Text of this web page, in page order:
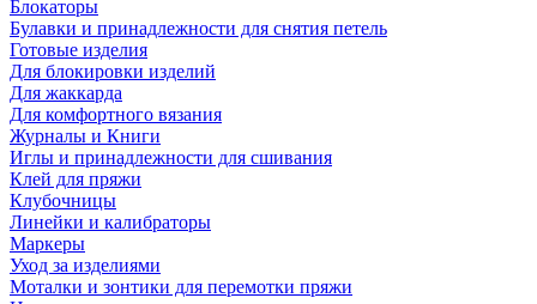
Блокаторы
Булавки и принадлежности для снятия петель
Готовые изделия
Для блокировки изделий
Для жаккарда
Для комфортного вязания
Журналы и Книги
Иглы и принадлежности для сшивания
Клей для пряжи
Клубочницы
Линейки и калибраторы
Маркеры
Уход за изделиями
Моталки и зонтики для перемотки пряжи